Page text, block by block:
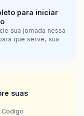
para iniciar
sua jornada nessa
que serve, sua
suas